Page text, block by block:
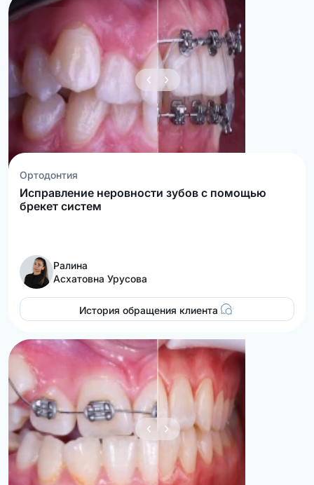
Ортодонтия
Исправление неровности зубов с помощью
брекет систем
Ралина
Асхатовна Урусова
История обращения клиента